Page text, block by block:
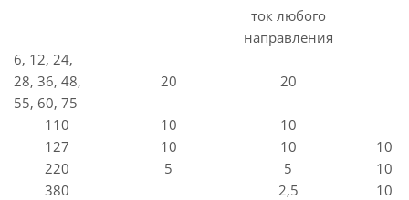
ток любого
направления
6, 12, 24,
28, 36, 48,
55, 60, 75
20 20
110 10
10
127
10 10
10
220
5 5
10
380
2,5 10